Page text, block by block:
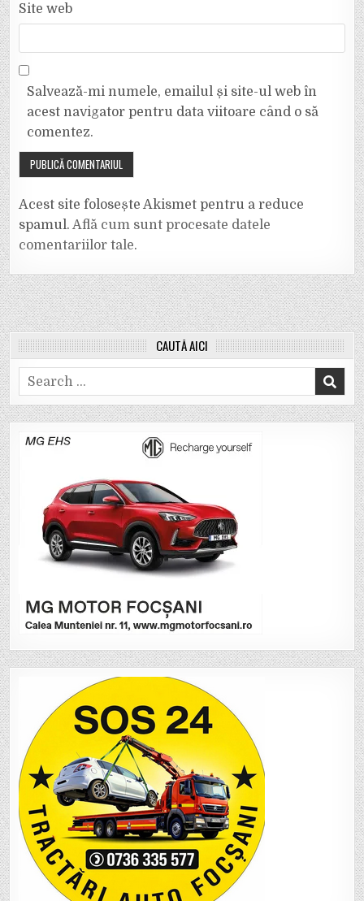
Site web
Salvează-mi numele, emailul și site-ul web în
acest navigator pentru data viitoare când o să
comentez.
Acest site folosește Akismet pentru a reduce
spamul.Află cum sunt procesate datele
comentariilor tale.
CAUTĂ AICI
Search
for: